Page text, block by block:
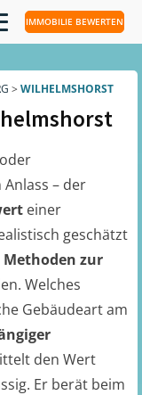
IMMOBILIE BEWERTEN
> WILHELMSHORST
oder
– der
einer
geschätzt
Methoden zur
Welches
Gebäudeart am
den Wert
Er berät beim